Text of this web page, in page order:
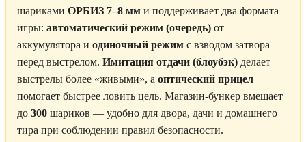
шариками ОРБИЗ 7–8 мм и поддерживает два формата
игры: автоматический режим (очередь) от
аккумулятора и одиночный режим с взводом затвора
перед выстрелом. Имитация отдачи (блоубэк) делает
выстрелы более «живыми», а оптический прицел
помогает быстрее ловить цель. Магазин-бункер вмещает
до 300 шариков — удобно для двора, дачи и домашнего
тира при соблюдении правил безопасности.